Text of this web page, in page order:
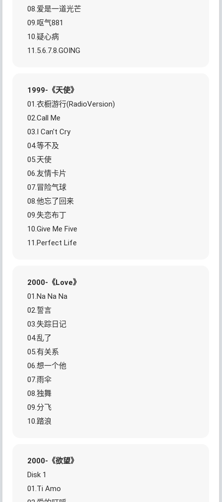
08.爱是一道光芒
09.呕气881
10.疑心病
11.5.6.7.8.GOING
1999-《天使》
01.衣橱游行(RadioVersion)
02.Call Me
03.I Can't Cry
04.等不及
05.天使
06.友情卡片
07.冒险气球
08.他忘了回来
09.失恋布丁
10.Give Me Five
11.Perfect Life
2000-《Love》
01.Na Na Na
02.誓言
03.失踪日记
04.乱了
05.有关系
06.想一个他
07.雨伞
08.独舞
09.分飞
10.踏浪
2000-《欲望》
Disk 1
01.Ti Amo